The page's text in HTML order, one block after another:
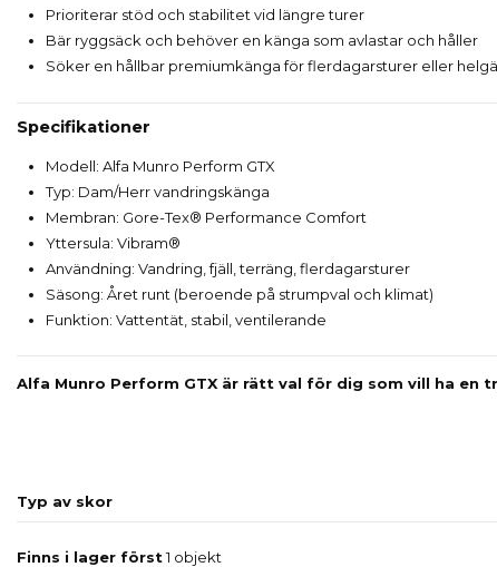
Prioriterar stöd och stabilitet vid längre turer
Bär ryggsäck och behöver en känga som avlastar och håller
Söker en hållbar premiumkänga för flerdagarsturer eller
Specifikationer
Modell: Alfa Munro Perform GTX
Typ: Dam/Herr vandringskänga
Membran: Gore-Tex® Performance Comfort
Yttersula: Vibram®
Användning: Vandring, fjäll, terräng, flerdagarsturer
Säsong: Året runt (beroende på strumpval och klimat)
Funktion: Vattentät, stabil, ventilerande
Alfa Munro Perform GTX är rätt val för dig som vill ha
Typ av skor
Finns i lager först1 objekt